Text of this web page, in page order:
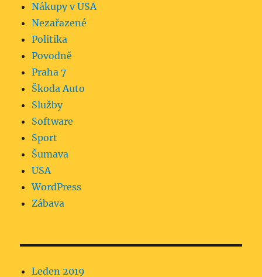
Nákupy v USA
Nezařazené
Politika
Povodně
Praha 7
Škoda Auto
Služby
Software
Sport
Šumava
USA
WordPress
Zábava
Leden 2019